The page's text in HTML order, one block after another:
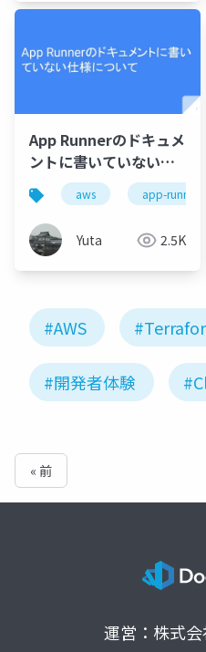
App Runnerのドキュメ
ントに書いていない仕
様について
aws app-runner
Yuta 2.5K
#AWS
#開発者体験
« 前
運営：株式